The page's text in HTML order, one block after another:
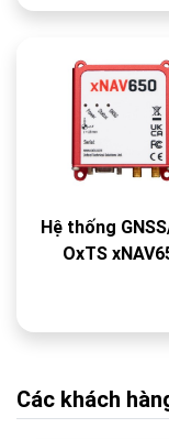
Hệ thống
OxTS
Các khách